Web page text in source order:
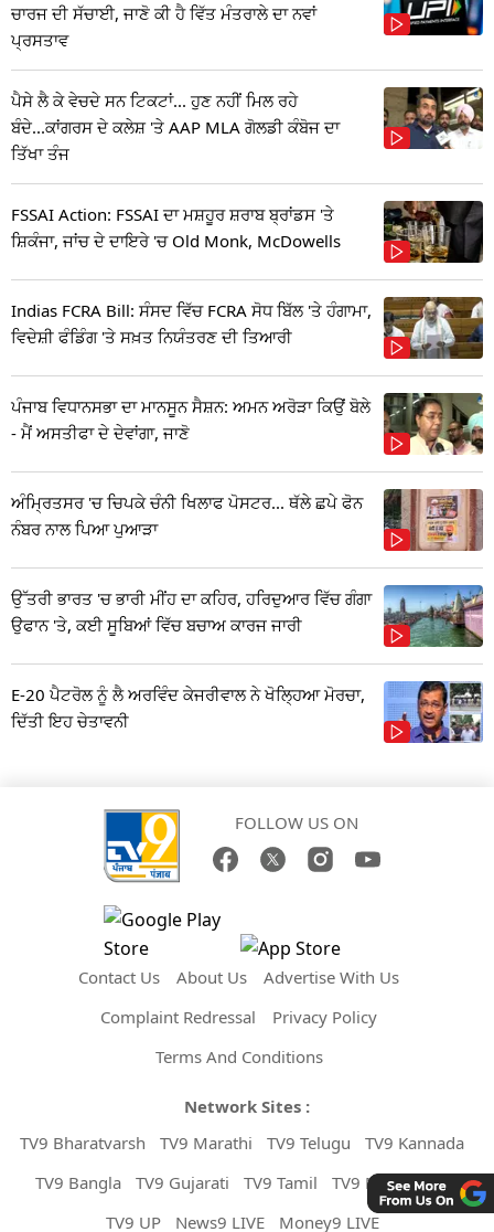
ਚਾਰਜ ਦੀ ਸੱਚਾਈ, ਜਾਣੋ ਕੀ ਹੈ ਵਿੱਤ ਮੰਤਰਾਲੇ ਦਾ ਨਵਾਂ
ਪ੍ਰਸਤਾਵ
ਪੈਸੇ ਲੈ ਕੇ ਵੇਚਦੇ ਸਨ ਟਿਕਟਾਂ... ਹੁਣ ਨਹੀਂ ਮਿਲ ਰਹੇ
ਬੰਦੇ...ਕਾਂਗਰਸ ਦੇ ਕਲੇਸ਼ 'ਤੇ AAP MLA ਗੋਲਡੀ ਕੰਬੋਜ ਦਾ
ਤਿੱਖਾ ਤੰਜ
FSSAI Action: FSSAI ਦਾ ਮਸ਼ਹੂਰ ਸ਼ਰਾਬ ਬ੍ਰਾਂਡਸ 'ਤੇ
ਸ਼ਿਕੰਜਾ, ਜਾਂਚ ਦੇ ਦਾਇਰੇ 'ਚ Old Monk, McDowells
Indias FCRA Bill: ਸੰਸਦ ਵਿੱਚ FCRA ਸੋਧ ਬਿੱਲ 'ਤੇ ਹੰਗਾਮਾ,
ਵਿਦੇਸ਼ੀ ਫੰਡਿੰਗ 'ਤੇ ਸਖ਼ਤ ਨਿਯੰਤਰਣ ਦੀ ਤਿਆਰੀ
ਪੰਜਾਬ ਵਿਧਾਨਸਭਾ ਦਾ ਮਾਨਸੂਨ ਸੈਸ਼ਨ: ਅਮਨ ਅਰੋੜਾ ਕਿਉਂ ਬੋਲੇ
- ਮੈਂ ਅਸਤੀਫਾ ਦੇ ਦੇਵਾਂਗਾ, ਜਾਣੋ
ਅੰਮ੍ਰਿਤਸਰ 'ਚ ਚਿਪਕੇ ਚੰਨੀ ਖਿਲਾਫ ਪੋਸਟਰ... ਥੱਲੇ ਛਪੇ ਫੋਨ
ਨੰਬਰ ਨਾਲ ਪਿਆ ਪੁਆੜਾ
ਉੱਤਰੀ ਭਾਰਤ 'ਚ ਭਾਰੀ ਮੀਂਹ ਦਾ ਕਹਿਰ, ਹਰਿਦੁਆਰ ਵਿੱਚ ਗੰਗਾ
ਉਫਾਨ 'ਤੇ, ਕਈ ਸੂਬਿਆਂ ਵਿੱਚ ਬਚਾਅ ਕਾਰਜ ਜਾਰੀ
E-20 ਪੈਟਰੋਲ ਨੂੰ ਲੈ ਅਰਵਿੰਦ ਕੇਜਰੀਵਾਲ ਨੇ ਖੋਲ੍ਹਿਆ ਮੋਰਚਾ,
ਦਿੱਤੀ ਇਹ ਚੇਤਾਵਨੀ
FOLLOW US ON
Contact Us About Us
Advertise With Us
Complaint Redressal
Privacy Policy
Terms And Conditions
Network Sites :
TV9 Bharatvarsh
TV9 Marathi TV9 Telugu
TV9 Kannada
TV9 Bangla
TV9 Gujarati TV9 Tamil
TV9 Malayalam
TV9 UP
News9 LIVE Money9 LIVE